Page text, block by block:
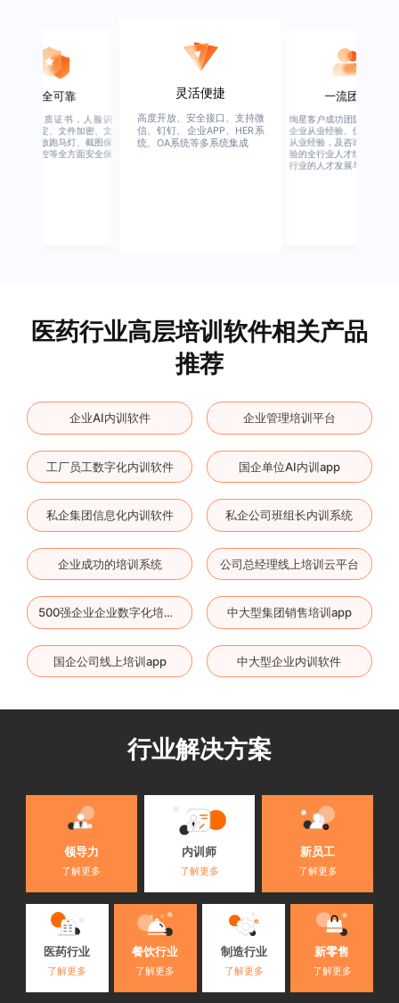
安全可靠
业权威资质证书，人脸识
、设备绑定、文件加密、文
水印、播放跑马灯、截图保
、权限管控等全方面安全保
灵活便捷
高度开放、安全接口、支持微
信、钉钉、企业APP、HER系
统、OA系统等多系统集成
一流团队
绚星客户成功团队，由有多
企业从业经验、优秀培训机
从业经验，及咨询公司从业
验的全行业人才组成，涉猎
行业的人才发展与培养模块
医药行业高层培训软件相关产品
推荐
企业AI内训软件 企业管理培训平台
工厂员工数字化内训软件 国企单位AI内训app
私企集团信息化内训软件 私企公司班组长内训系统
企业成功的培训系统 公司总经理线上培训云平台
500强企业企业数字化培训软件 中大型集团销售培训app
国企公司线上培训app 中大型企业内训软件
行业解决方案
领导力
了解更多
内训师
了解更多
新员工
了解更多
医药行业
了解更多
餐饮行业
了解更多
制造行业
了解更多
新零售
了解更多